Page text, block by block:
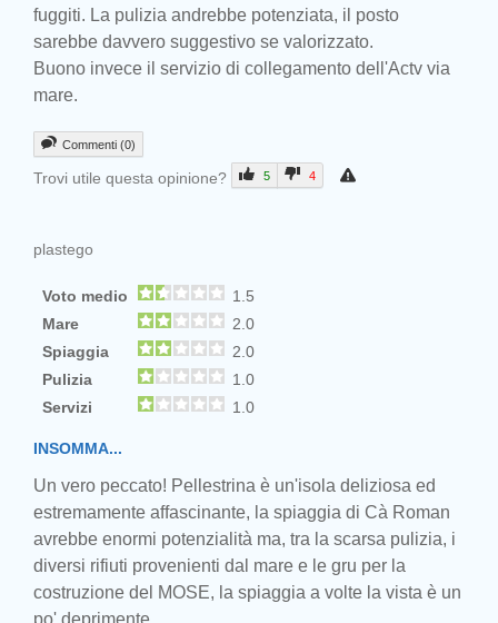
fuggiti. La pulizia andrebbe potenziata, il posto
sarebbe davvero suggestivo se valorizzato.
Buono invece il servizio di collegamento dell'Actv via
mare.
Commenti (0)
Trovi utile questa opinione? 5 4
plastego
Voto medio
1.5
Mare
2.0
Spiaggia
2.0
Pulizia
1.0
Servizi
1.0
INSOMMA...
Un vero peccato! Pellestrina è un'isola deliziosa ed
estremamente affascinante, la spiaggia di Cà Roman
avrebbe enormi potenzialità ma, tra la scarsa pulizia, i
diversi rifiuti provenienti dal mare e le gru per la
costruzione del MOSE, la spiaggia a volte la vista è un